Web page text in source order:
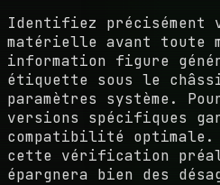
Identifiez précisément
matérielle avant toute
information figure
étiquette sous le
paramètres système.
versions spécifiques
compatibilité optimale.
cette vérification
épargnera bien des